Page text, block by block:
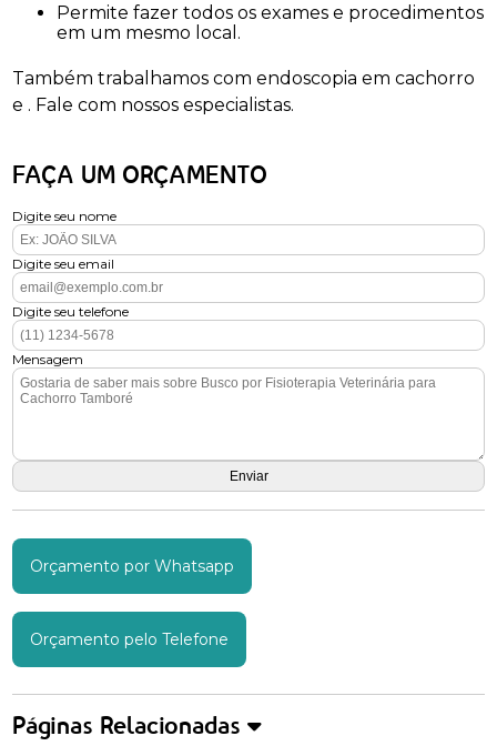
Permite fazer todos os exames e procedimentos
em um mesmo local.
Também trabalhamos com endoscopia em cachorro
e . Fale com nossos especialistas.
FAÇA UM ORÇAMENTO
Digite seu nome
Digite seu email
Digite seu telefone
Mensagem
Orçamento por Whatsapp
Orçamento pelo Telefone
Páginas Relacionadas